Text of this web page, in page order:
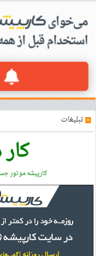
» تبلیغات
کارپیشه موتور